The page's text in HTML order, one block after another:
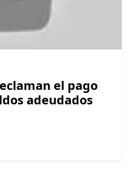
el pago
adeudados